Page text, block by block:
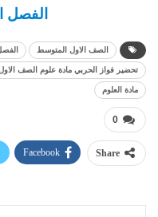
الفصل
الصف الاول المتوسط
تحضير فواز الحربي مادة علوم الصف الاول
مادة العلوم
0
Share
Facebook